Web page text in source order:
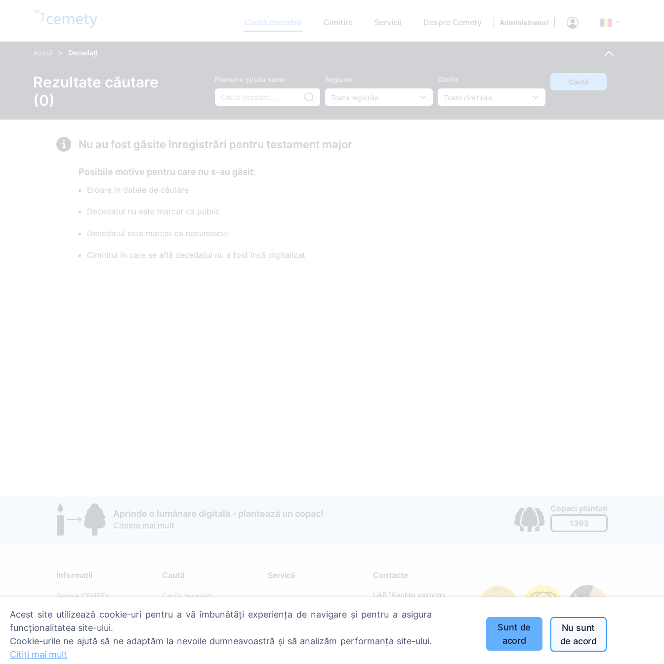
Caută decedați Cimitire Servicii Despre Cemety Administratori
Acasă > Decedați
Rezultate căutare
(0)
Prenume și/sau nume Regiune Cimitir Caută
Nu au fost găsite înregistrări pentru testament major
Posibile motive pentru care nu s-au găsit:
Eroare în datele de căutare
Decedatul nu este marcat ca public
Decedatul este marcat ca necunoscut
Cimitirul în care se află decedatul nu a fost încă digitalizat
Aprinde o lumânare digitală - plantează un copac!
Citește mai mult
Copaci plantați
1393
Informații
Despre CEMETY
Întrebări frecvente
Blog
Listă a comunelor și a
utilizatorilor
Caută
Caută decedați
Caută cimitire
Servicii Contacte
UAB "Kapinių valdymo
+370 612 08926 (I-V
info@cemety.lt
Acest site utilizează cookie-uri pentru a vă îmbunătăți experiența de navigare și pentru a asigura
funcționalitatea site-ului.
Cookie-urile ne ajută să ne adaptăm la nevoile dumneavoastră și să analizăm performanța site-ului.
Citiți mai mult
Sunt de
acord
Nu sunt
de acord